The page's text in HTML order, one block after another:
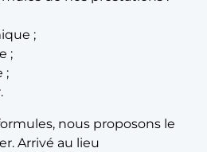
;
;
;
nous proposons le
Arrivé au lieu